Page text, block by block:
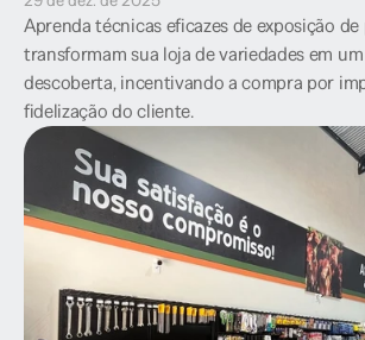
Aprenda técnicas eficazes de exposição
transformam sua loja de variedades em
descoberta, incentivando a compra por
fidelização do cliente.